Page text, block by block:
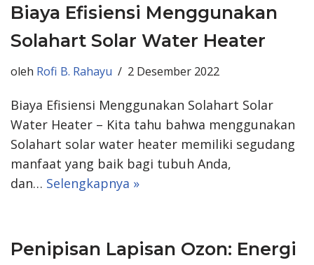
Biaya Efisiensi Menggunakan
Solahart Solar Water Heater
oleh Rofi B. Rahayu 2 Desember 2022
Biaya Efisiensi Menggunakan Solahart Solar
Water Heater – Kita tahu bahwa menggunakan
Solahart solar water heater memiliki segudang
manfaat yang baik bagi tubuh Anda,
dan… Selengkapnya »
Penipisan Lapisan Ozon: Energi